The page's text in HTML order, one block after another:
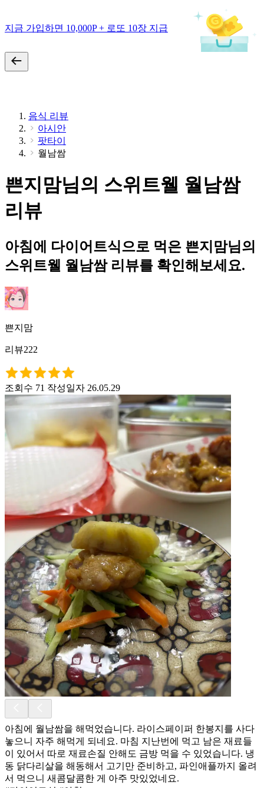
지금 가입하면 10,000P + 로또 10장 지급
음식 리뷰
아시안
팟타이
월남쌈
쁜지맘님의 스위트웰 월남쌈
리뷰
아침에 다이어트식으로 먹은 쁜지맘님의
스위트웰 월남쌈 리뷰를 확인해보세요.
쁜지맘
리뷰222
조회수 71 작성일자 26.05.29
아침에 월남쌈을 해먹었습니다. 라이스페이퍼 한봉지를 사다
놓으니 자주 해먹게 되네요. 마침 지난번에 먹고 남은 재료들
이 있어서 따로 재료손질 안해도 금방 먹을 수 있었습니다. 냉
동 닭다리살을 해동해서 고기만 준비하고, 파인애플까지 올려
서 먹으니 새콤달콤한 게 아주 맛있었네요.